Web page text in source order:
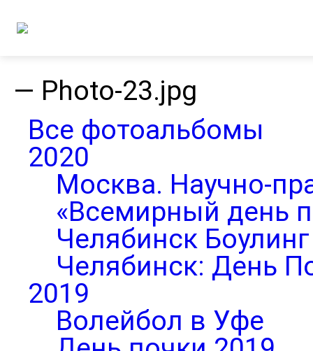
— Photo-23.jpg
Все фотоальбомы
2020
Москва. Научно-
«Всемирный день
Челябинск
Челябинск: День
2019
Волейбол в Уфе